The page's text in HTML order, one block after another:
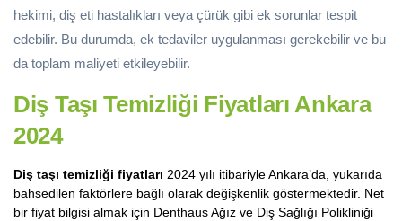
hekimi, diş eti hastalıkları veya çürük gibi ek sorunlar tespit
edebilir. Bu durumda, ek tedaviler uygulanması gerekebilir ve bu
da toplam maliyeti etkileyebilir.
Diş Taşı Temizliği Fiyatları Ankara
2024
Diş taşı temizliği fiyatları 2024 yılı itibariyle Ankara’da, yukarıda
bahsedilen faktörlere bağlı olarak değişkenlik göstermektedir. Net
bir fiyat bilgisi almak için Denthaus Ağız ve Diş Sağlığı Polikliniği